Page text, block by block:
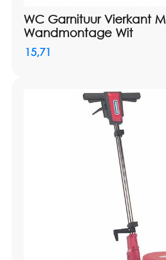
WC Garnituur Vierkant
Wandmontage Wit
15,71